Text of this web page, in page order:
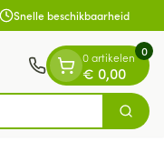
Snelle beschikbaarheid
Zoek
0 artikelen
€ 0,00
0